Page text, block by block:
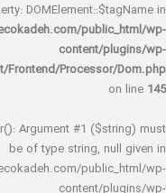
property:
decokadeh.com/
Frontend/
strtoupper(): Argument #1
be of type string,
decokadeh.com/